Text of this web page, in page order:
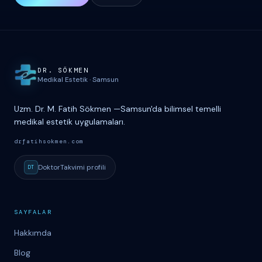
Site haritası ve iletişim
DR. S Ö KMEN
Medikal Estetik·Samsun
Uzm. Dr. M. Fatih Sökmen —Samsun'da bilimsel temelli
medikal estetik uygulamaları.
drfatihsokmen.com
DT DoktorTakvimi profili
SAYFALAR
Hakkımda
Blog